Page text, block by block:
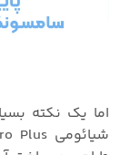
اما یک نکته